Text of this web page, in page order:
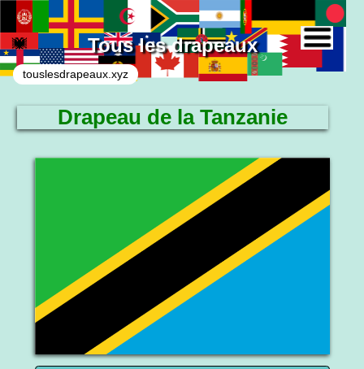
Tous les drapeaux
touslesdrapeaux.xyz
Drapeau de la Tanzanie
Le drapeau national